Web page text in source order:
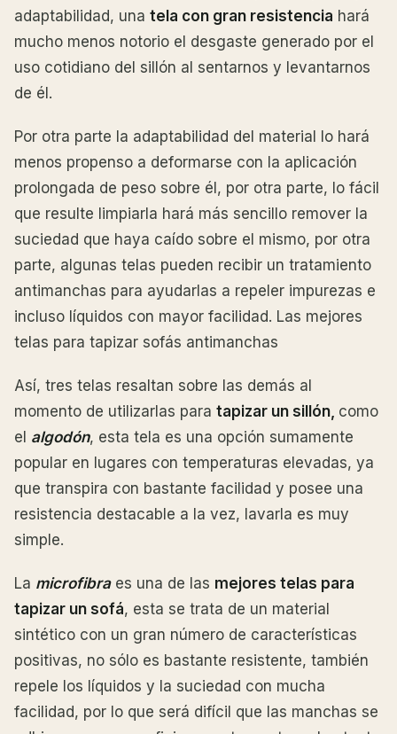
adaptabilidad, una tela con gran resistencia hará
mucho menos notorio el desgaste generado por el
uso cotidiano del sillón al sentarnos y levantarnos
de él.
Por otra parte la adaptabilidad del material lo hará
menos propenso a deformarse con la aplicación
prolongada de peso sobre él, por otra parte, lo fácil
que resulte limpiarla hará más sencillo remover la
suciedad que haya caído sobre el mismo, por otra
parte, algunas telas pueden recibir un tratamiento
antimanchas para ayudarlas a repeler impurezas e
incluso líquidos con mayor facilidad. Las mejores
telas para tapizar sofás antimanchas
Así, tres telas resaltan sobre las demás al
momento de utilizarlas para tapizar un sillón, como
el algodón, esta tela es una opción sumamente
popular en lugares con temperaturas elevadas, ya
que transpira con bastante facilidad y posee una
resistencia destacable a la vez, lavarla es muy
simple.
La microfibra es una de las mejores telas para
tapizar un sofá, esta se trata de un material
sintético con un gran número de características
positivas, no sólo es bastante resistente, también
repele los líquidos y la suciedad con mucha
facilidad, por lo que será difícil que las manchas se